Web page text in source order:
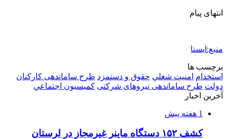
انتهای پیام
منبع:ایسنا
برچسب ها
استخدام امنيت شغلي حقوق و دستمزد طرح ساماندهی کارکنان
دولت طرح ساماندهی نیروهای شرکتی كميسيون اجتماعي
آخرین اخبار
1 هفته پیش
کشف ۱۵۲ دستگاه ماینر غیرمجاز در لرستان